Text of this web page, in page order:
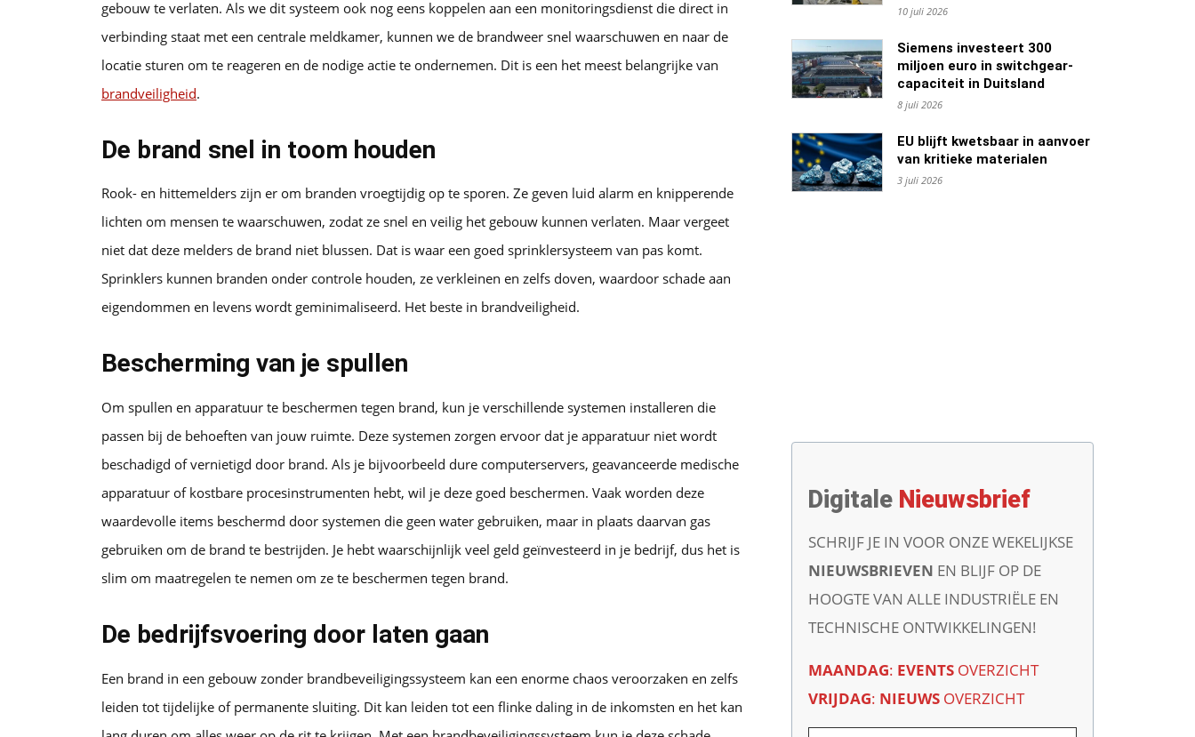
gebouw te verlaten. Als we dit systeem ook nog eens koppelen aan een monitoringsdienst die direct in
verbinding staat met een centrale meldkamer, kunnen we de brandweer snel waarschuwen en naar de
locatie sturen om te reageren en de nodige actie te ondernemen. Dit is een het meest belangrijke van
brandveiligheid.
De brand snel in toom houden
Rook- en hittemelders zijn er om branden vroegtijdig op te sporen. Ze geven luid alarm en knipperende
lichten om mensen te waarschuwen, zodat ze snel en veilig het gebouw kunnen verlaten. Maar vergeet
niet dat deze melders de brand niet blussen. Dat is waar een goed sprinklersysteem van pas komt.
Sprinklers kunnen branden onder controle houden, ze verkleinen en zelfs doven, waardoor schade aan
eigendommen en levens wordt geminimaliseerd. Het beste in brandveiligheid.
Bescherming van je spullen
Om spullen en apparatuur te beschermen tegen brand, kun je verschillende systemen installeren die
passen bij de behoeften van jouw ruimte. Deze systemen zorgen ervoor dat je apparatuur niet wordt
beschadigd of vernietigd door brand. Als je bijvoorbeeld dure computerservers, geavanceerde medische
apparatuur of kostbare procesinstrumenten hebt, wil je deze goed beschermen. Vaak worden deze
waardevolle items beschermd door systemen die geen water gebruiken, maar in plaats daarvan gas
gebruiken om de brand te bestrijden. Je hebt waarschijnlijk veel geld geïnvesteerd in je bedrijf, dus het is
slim om maatregelen te nemen om ze te beschermen tegen brand.
De bedrijfsvoering door laten gaan
Een brand in een gebouw zonder brandbeveiligingssysteem kan een enorme chaos veroorzaken en zelfs
leiden tot tijdelijke of permanente sluiting. Dit kan leiden tot een flinke daling in de inkomsten en het kan
10 juli 2026
Siemens investeert 300
miljoen euro in switchgear-
capaciteit in Duitsland
8 juli 2026
EU blijft kwetsbaar in aanvoer
van kritieke materialen
3 juli 2026
Digitale Nieuwsbrief
SCHRIJF JE IN VOOR ONZE WEKELIJKSE
NIEUWSBRIEVEN EN BLIJF OP DE
HOOGTE VAN ALLE INDUSTRIËLE EN
TECHNISCHE ONTWIKKELINGEN!
MAANDAG: EVENTS OVERZICHT
VRIJDAG: NIEUWS OVERZICHT